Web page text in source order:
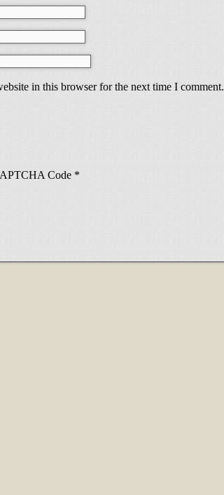
in this browser for the next time I comment.
Code *